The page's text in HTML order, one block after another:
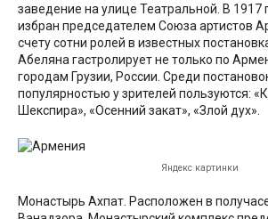
заведение на улице Театральной. В 1917
избран председателем Союза артистов
счету сотни ролей в известных
Абеляна гастролирует не только по
городам Грузии, России. Среди
популярностью у зрителей пользуются:
Шекспира», «Осенний закат», «Злой дух».
Яндекс картинки
Монастырь Ахпат. Расположен в